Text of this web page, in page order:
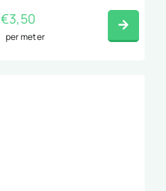
€3,50
per meter